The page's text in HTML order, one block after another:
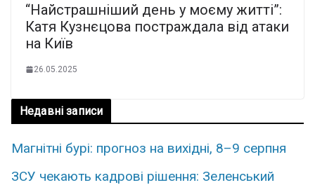
“Найстрашніший день у моєму житті”:
Катя Кузнєцова постраждала від атаки
на Київ
26.05.2025
Недавні записи
Магнітні бурі: прогноз на вихідні, 8–9 серпня
ЗСУ чекають кадрові рішення: Зеленський